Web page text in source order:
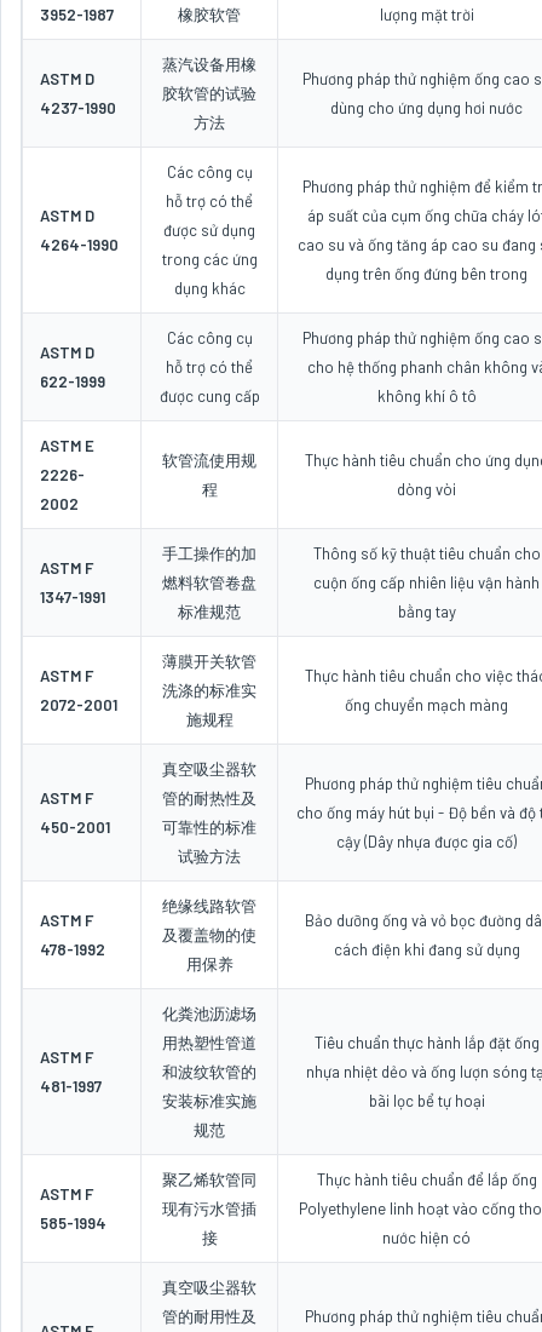
3952-1987
橡胶软管
lượng mặt trời
ASTM D
4237-1990
蒸汽设备用橡
胶软管的试验
方法
Phương pháp thử nghiệm ống cao
dùng cho ứng dụng hơi nước
ASTM D
4264-1990
Các công cụ
hỗ trợ có thể
được sử dụng
trong các ứng
dụng khác
Phương pháp thử nghiệm để kiểm
áp suất của cụm ống chữa cháy
cao su và ống tăng áp cao su đang
dụng trên ống đứng bên trong
ASTM D
622-1999
Các công cụ
hỗ trợ có thể
được cung cấp
Phương pháp thử nghiệm ống cao
cho hệ thống phanh chân không
không khí ô tô
ASTM E
2226-
2002
软管流使用规
程
Thực hành tiêu chuẩn cho ứng
dòng vòi
ASTM F
1347-1991
手工操作的加
燃料软管卷盘
标准规范
Thông số kỹ thuật tiêu chuẩn cho
cuộn ống cấp nhiên liệu vận hành
bằng tay
ASTM F
2072-2001
薄膜开关软管
洗涤的标准实
施规程
Thực hành tiêu chuẩn cho việc
ống chuyển mạch màng
ASTM F
450-2001
真空吸尘器软
管的耐热性及
可靠性的标准
试验方法
Phương pháp thử nghiệm tiêu
cho ống máy hút bụi - Độ bền và độ
cậy (Dây nhựa được gia cố)
ASTM F
478-1992
绝缘线路软管
及覆盖物的使
用保养
Bảo dưỡng ống và vỏ bọc đường
cách điện khi đang sử dụng
ASTM F
481-1997
化粪池沥滤场
用热塑性管道
和波纹软管的
安装标准实施
规范
Tiêu chuẩn thực hành lắp đặt ống
nhựa nhiệt dẻo và ống lượn sóng
bãi lọc bể tự hoại
ASTM F
585-1994
聚乙烯软管同
现有污水管插
接
Thực hành tiêu chuẩn để lắp ống
Polyethylene linh hoạt vào cống
nước hiện có
真空吸尘器软
管的耐用性及
Phương pháp thử nghiệm tiêu